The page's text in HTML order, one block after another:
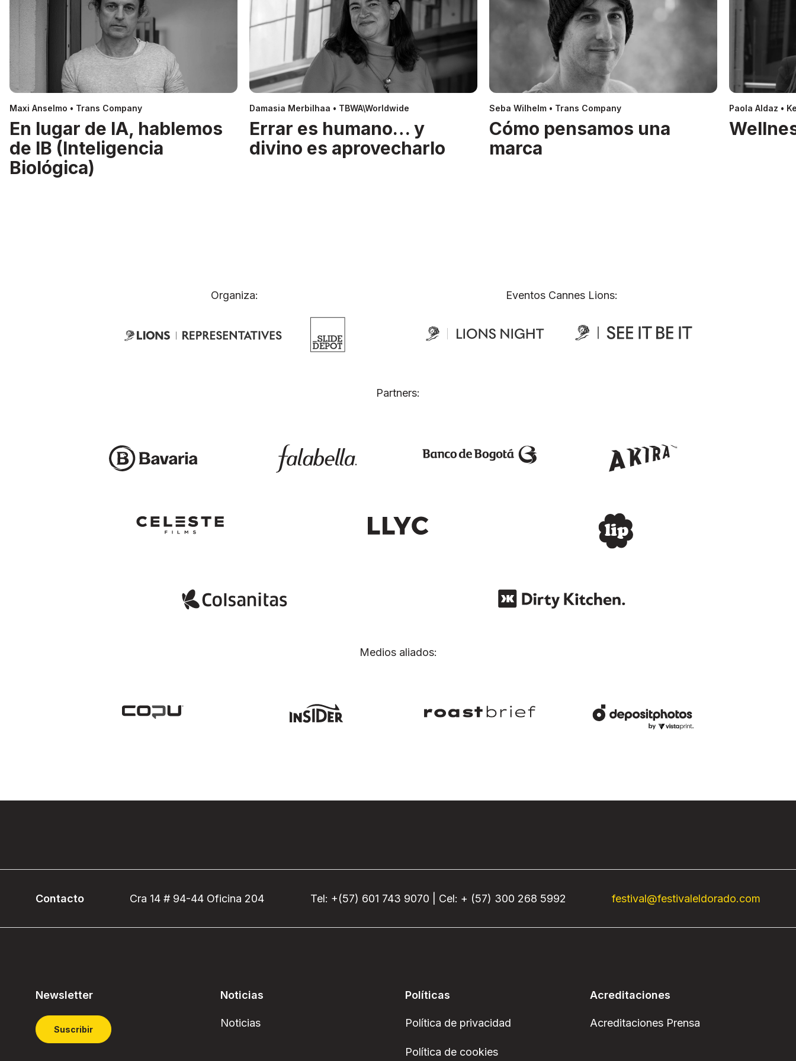
Maxi Anselmo • Trans Company
En lugar de IA, hablemos
de IB (Inteligencia
Biológica)
Damasia Merbilhaa • TBWA\Worldwide
Errar es humano… y
divino es aprovecharlo
Seba Wilhelm • Trans Company
Cómo pensamos una
marca
Paola Aldaz •
Organiza: Eventos Cannes Lions:
Partners:
Medios aliados:
Contacto Cra 14 # 94-44 Oficina 204 Tel: +(57) 601 743 9070 | Cel: + (57) 300 268 5992 festival@festivaleldorado.com
Newsletter
Suscribir
Noticias
Noticias
Políticas
Política de privacidad
Política de cookies
Acreditaciones
Acreditaciones Prensa